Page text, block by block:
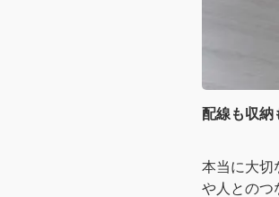
配線も収納
本当に大切
や人とのつ